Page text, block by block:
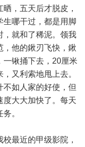
，五天后才脱皮，
生哪干过，都是用脚
，就和了稀泥。领我
，他的鍬刃飞快，鍬
一锹捅下去，20厘米
又利索地甩上去。
如人家的好使，但
度大大加快了。每天
。
最近的甲级影院，